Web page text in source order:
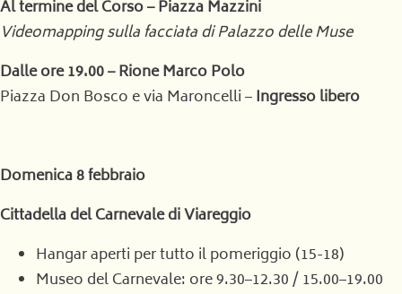
Al termine del Corso – Piazza Mazzini
Videomapping sulla facciata di Palazzo delle Muse
Dalle ore 19.00 – Rione Marco Polo
Piazza Don Bosco e via Maroncelli –Ingresso libero
Domenica 8 febbraio
Cittadella del Carnevale di Viareggio
Hangar aperti per tutto il pomeriggio (15-18)
Museo del Carnevale: ore 9.30–12.30 / 15.00–19.00